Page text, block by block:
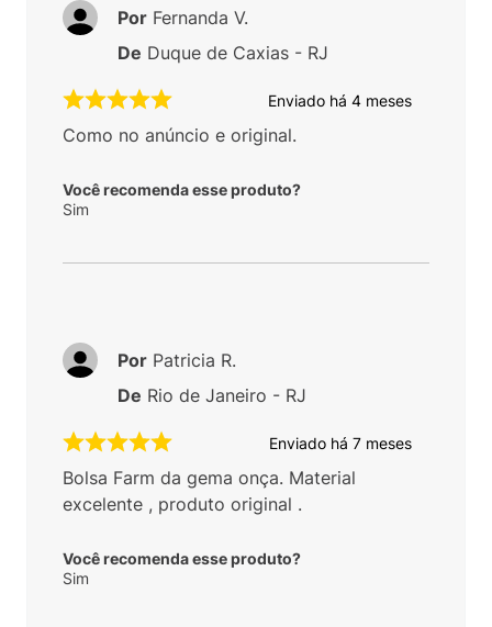
Enviado há 4 meses
Como no anúncio e original.
Você recomenda esse produto?
Sim
Por Fernanda V.
De Duque de Caxias - RJ
Enviado há 7 meses
Bolsa Farm da gema onça. Material
excelente , produto original .
Você recomenda esse produto?
Sim
Por Patricia R.
De Rio de Janeiro - RJ